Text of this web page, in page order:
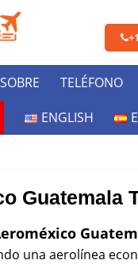
SOBRE
TELÉFONO
ENGLISH
Guatemala
una aerolínea